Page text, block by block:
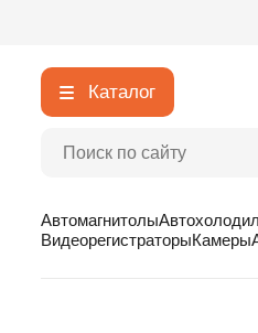
Каталог
Автомагнитолы
ВидеорегистраторыКамеры